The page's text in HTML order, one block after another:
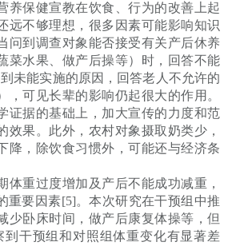
养保健宣教在饮食、行为的改善上起
远不够理想，很多因素可能影响知识
问到调查对象能否接受有关产后休养
菜水果、做产后操等）时，回答不能
未能实施的原因，回答老人不允许的
，可见长辈的影响仍起很大的作用。
证据的基础上，加大宣传的力度和范
效果。此外，农村对象摄取奶类少，
降，除饮食习惯外，可能还与经济条
体重过度增加及产后不能成功减重，
重要因素[5]。本次研究在干预组中推
少卧床时间，做产后康复体操等，但
到干预组和对照组体重变化有显著差